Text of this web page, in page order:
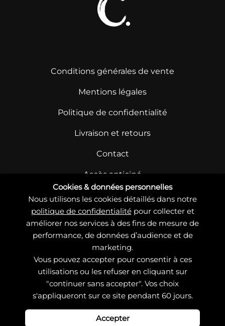
Conditions générales de vente
Mentions légales
Politique de confidentialité
Livraison et retours
Contact
Accès anticipé
© Copyright – Charlotte Jaubert 2021 – 2026
Site conçu et développé par 83°NORD &web biz
Cookies & données personnelles
Nous utilisons les cookies détaillés dans notre
politique de confidentialitépour collecter et
améliorer nos services à des fins de mesure de
performance, de données d’audience et de
marketing.
Vous pouvez accepter pour consentir à ces
utilisations ou les refuser en cliquant sur
"continuer sans accepter". Vos choix
s'appliqueront sur ce site pendant 60 jours.
Accepter